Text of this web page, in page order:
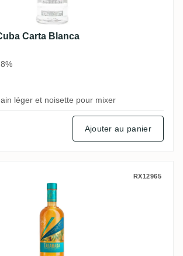
Carta Blanca
léger et noisette pour mixer
Ajouter au panier
Distillery Takamaka PTIRX12965